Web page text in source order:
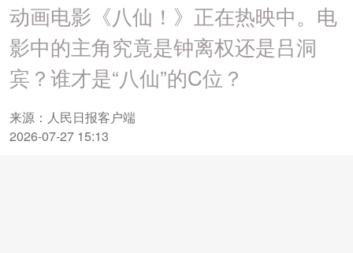
动画电影《八仙！》正在热映中。电
影中的主角究竟是钟离权还是吕洞
宾？谁才是“八仙”的C位？
来源：人民日报客户端
2026-07-27 15:13